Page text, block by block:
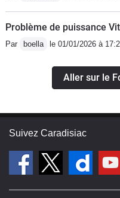
Problème de puissance
Par boella le 01/01/2026 à
Aller sur le
Suivez Caradisiac